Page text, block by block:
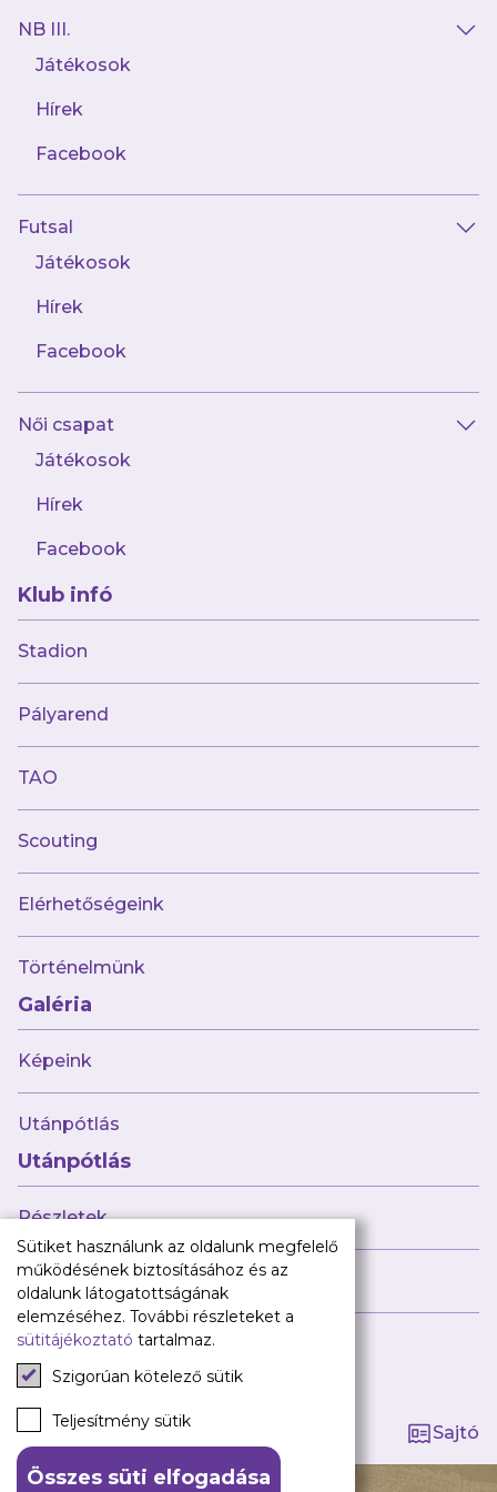
NB III.
Játékosok
Hírek
Facebook
Futsal
Játékosok
Hírek
Facebook
Női csapat
Játékosok
Hírek
Facebook
Klub infó
Stadion
Pályarend
TAO
Scouting
Elérhetőségeink
Történelmünk
Galéria
Képeink
Utánpótlás
Utánpótlás
Részletek
Híreink
Tagság kezelése
Sajtó
mérkőzéseket és exkluzív tartalmakat elsőként!
AJÁNLÓ
Galéria: Kisvárda - Újpest FC 2-4
Múltunk
Jelenünk
Meccseink
Híreink
Csapataink
Galéria
Utánpótlás
Babaváró
ajándékcsomag
Újpest FC
TAO
Klub infó
Sajtó
Press Kit
Újpest FC Shop
Digitális felületeink
Facebook
Instagram
Tiktok
Youtube
Spotify
Sütiket használunk az oldalunk megfelelő
működésének biztosításához és az
oldalunk látogatottságának
elemzéséhez. További részleteket a
sütitájékoztató tartalmaz.
Szigorúan kötelező sütik
Teljesítmény sütik
Összes süti elfogadása